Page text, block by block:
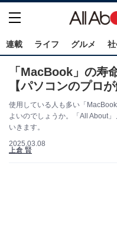
連載 ライフ グルメ
「MacBook」の寿
【パソコンのプロが
使用している人も多い「
よいのでしょうか。「All About
いきます。
2025.03.08
上倉 賢